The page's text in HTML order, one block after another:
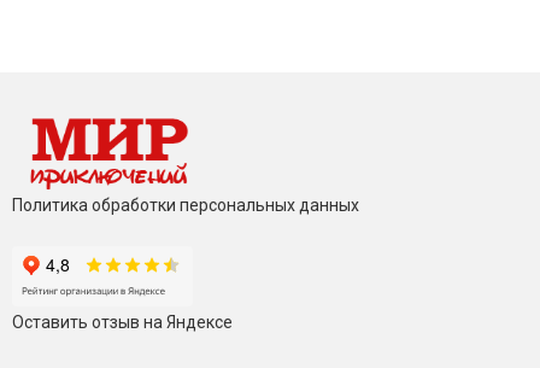
Политика обработки персональных данных
Оставить отзыв на Яндексе